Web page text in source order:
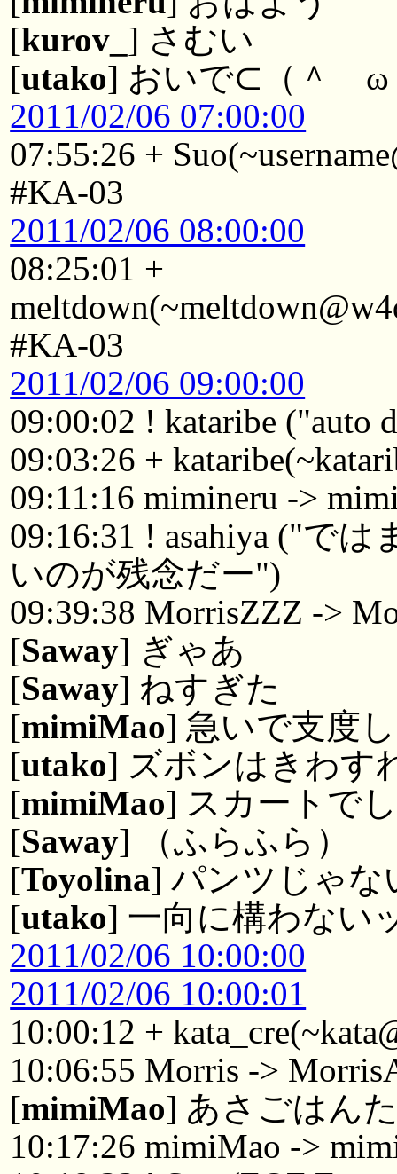
[kurov_ ] さむい
[utako] おいで⊂（＾
2011/02/06 07:00:00
07:55:26 +
#KA-03
2011/02/06 08:00:00
08:25:01 +
#KA-03
2011/02/06 09:00:00
09:00:02 ! kataribe ("auto
09:03:26 +
09:11:16 mimineru ->
09:16:31 ! asahiya ("で
いのが残念だー")
09:39:38 MorrisZZZ ->
[Saway] ぎゃあ
[Saway] ねすぎた
[mimiMao] 急いで支度
[utako] ズボンはきわす
[mimiMao] スカートで
[Saway] （ふらふら）
[Toyolina] パンツじゃな
[utako] 一向に構わない
2011/02/06 10:00:00
2011/02/06 10:00:01
10:00:12 +
10:06:55 Morris ->
[mimiMao] あさごはん
10:17:26 mimiMao ->